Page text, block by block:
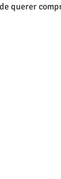
querer